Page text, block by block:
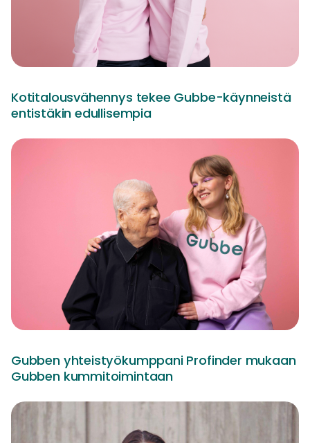
Kotitalousvähennys tekee Gubbe-käynneistä
entistäkin edullisempia
Gubben yhteistyökumppani Profinder mukaan
Gubben kummitoimintaan